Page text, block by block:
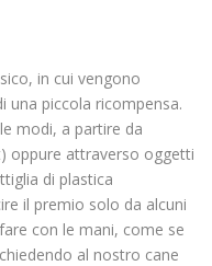
in cui vengono
una piccola ricompensa.
modi, a partire da
oppure attraverso oggetti
di plastica
il premio solo da alcuni
con le mani, come se
al nostro cane